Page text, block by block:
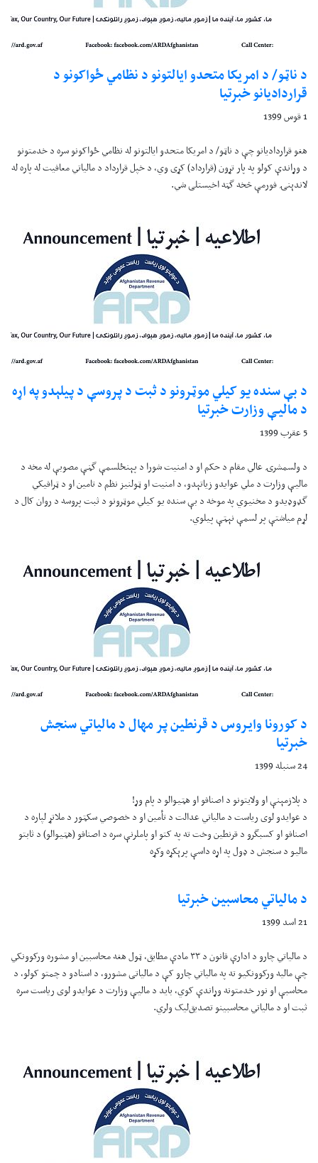
د ناټو/ د امريکا متحدو ايالتونو د نظامي ځواکونو د
قرارداديانو خبرتيا
1 قوس 1399
هغو قرارداديانو چې د ناټو/ د امريکا متحدو ايالتونو له نظامي ځواکونو سره د خدمتونو
د وړاندې کولو په پار تړون (قرارداد) کړی وي، د خپل قرارداد د مالياتي معافيت له پاره له
لاندېنۍ فورمې څخه گټه اخيستلی شي.
د بې سنده یو کيلي موټرونو د ثبت د پروسې د پيلېدو په اړه
د مالیې وزارت خبرتيا
5 عقرب 1399
د ولسمشرۍ عالي مقام د حکم او د امنیت شورا د پېنځلسمې گڼې مصوبې له مخه د
ماليې وزارت د ملي عوایدو زياتېدو، د امنیت او ټولنیز نظم د تامین او د ټرافيکي
گډوډیدو د مخنیوي په موخه د بې سنده یو کيلي موټرونو د ثبت پروسه د روان کال د
لړم میاشتې پر لسمې نېټې پیلوي.
د کورونا وايروس د قرنطين پر مهال د مالياتي سنجش
خبرتيا
24 سنبله 1399
د پلازمېنې او ولايتونو د اصنافو او هټيوالو د پام وړ!
د عوايدو لوی رياست د مالياتي عدالت د تأمين او د خصوصي سکټور د ملاتړ لپاره د
اصنافو او کسبگرو د قرنطين وخت ته په کتو او پاملرنې سره د اصنافو (هټيوالو) د ثابتو
ماليو د سنجش د ډول په اړه داسې پرېکړه وکړه
د مالیاتي محاسبین خبرتیا
21 اسد 1399
د مالیاتي چارو د ادارې قانون د ۳۳ مادې مطابق، ټول هغه محاسبین او مشوره ورکوونکي
چې مالیه ورکوونکيو ته په مالیاتي چارو کې د مالیاتی مشورو، د اسنادو د چمتو کولو، د
محاسبې او نور خدمتونه وړاندې کوي، بايد د مالیې وزارت د عوایدو لوی ریاست سره
ثبت او د مالیاتي محاسبینو تصدیق‌ليک ولري.